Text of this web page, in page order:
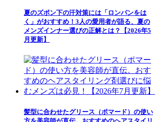
夏のズボン下の汗対策には「ロンパンをは
く」がおすすめ！3人の愛用者が語る、夏の
メンズインナー選びの正解とは？【2026年5
月更新】
髪型に合わせたグリース（ポマード）の使い